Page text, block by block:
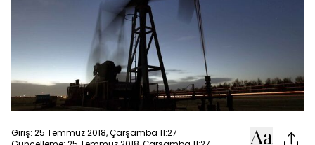
Giriş: 25 Temmuz 2018, Çarşamba 11:27